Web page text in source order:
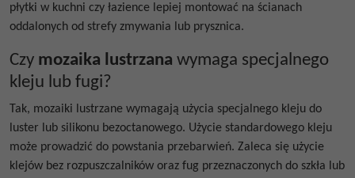
płytki w kuchni czy łazience lepiej montować na ścianach
oddalonych od strefy zmywania lub prysznica.
Czy mozaika lustrzana wymaga specjalnego
kleju lub fugi?
Tak, mozaiki lustrzane wymagają użycia specjalnego kleju do
luster lub silikonu bezoctanowego. Użycie standardowego kleju
może prowadzić do powstania przebarwień. Zaleca się użycie
klejów bez rozpuszczalników oraz fug przeznaczonych do szkła lub